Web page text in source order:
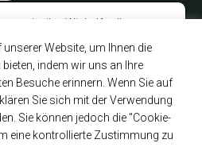
Website, um Ihnen die
indem wir uns an Ihre
Besuche erinnern. Wenn Sie auf
Sie sich mit der Verwendung
Sie können jedoch die "Cookie-
eine kontrollierte Zustimmung zu